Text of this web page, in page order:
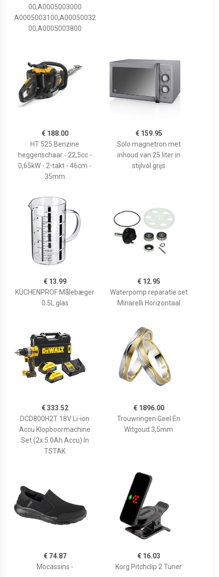
00,A0005003000
A0005003100,A00050032
00,A0005003800
€ 188.00
HT 525 Benzine
heggenschaar - 22,5cc -
0,65kW - 2-takt - 46cm -
35mm
€ 159.95
Solo magnetron met
inhoud van 25 liter in
stijlvol grijs
€ 13.99
KÜCHENPROF Målebæger
0.5L glas
€ 12.95
Waterpomp reparatie set
Minarelli Horizontaal
€ 333.52
DCD800H2T 18V Li-ion
Accu Klopboormachine
Set (2x 5.0Ah Accu) In
TSTAK
€ 1896.00
Trouwringen Geel En
Witgoud 3,5mm
€ 74.87
Mocassins -
€ 16.03
Korg Pitchclip 2 Tuner